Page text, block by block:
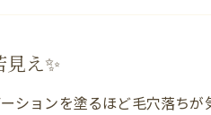
え✨
ションを塗るほど毛穴落ち